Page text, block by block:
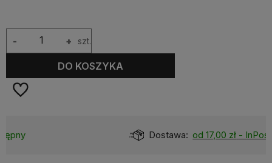
+
- szt.
DO KOSZYKA
od 17,00 zł - InPost 2-3 dni